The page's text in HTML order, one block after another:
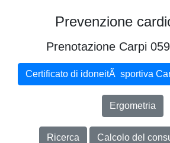
Prevenzione
Prenotazione Carpi
Certificato di idoneitÃ sportiva
Ergometria
Ricerca Calcolo del